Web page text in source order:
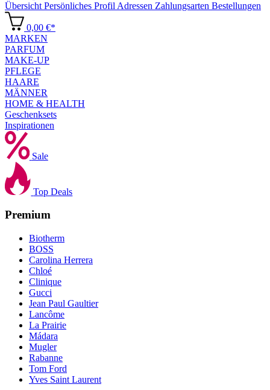
Übersicht Persönliches Profil Adressen Zahlungsarten Bestellungen
0,00 €*
MARKEN
PARFUM
MAKE-UP
PFLEGE
HAARE
MÄNNER
HOME & HEALTH
Geschenksets
Inspirationen
Sale
Top Deals
Premium
Biotherm
BOSS
Carolina Herrera
Chloé
Clinique
Gucci
Jean Paul Gaultier
Lancôme
La Prairie
Mádara
Mugler
Rabanne
Tom Ford
Yves Saint Laurent